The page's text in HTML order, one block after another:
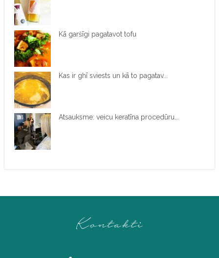
Kā garšīgi pagatavot tofu
Kas ir ghī sviests un kā to pagatav...
Atsauksme: veicu keratīna procedūru...
Kontakti